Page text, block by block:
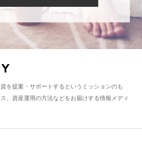
を提案・サポートするというミッションのも
、資産運用の方法などをお届けする情報メディ